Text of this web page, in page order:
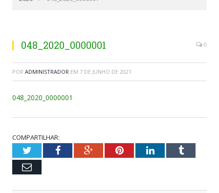
048_2020_0000001 0
POR ADMINISTRADOR EM 7 DE JUNHO DE 2021
048_2020_0000001
COMPARTILHAR:
TwitterFacebookGoogle+PinterestLinkedInTumblr
Email